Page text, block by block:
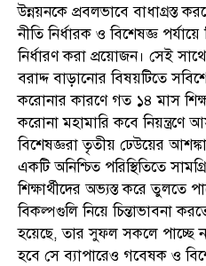
উন্নয়নকে প্রবলভাবে বাধাগ্রস্ত
নীতি নির্ধারক ও বিশেষজ্ঞ
নির্ধারণ করা প্রয়োজন। সেই
বরাদ্দ বাড়ানোর বিষয়টিতে
করোনার কারণে গত ১৪ মাস
করোনা মহামারি কবে
বিশেষজ্ঞরা তৃতীয় ঢেউয়ের
একটি অনিশ্চিত পরিস্থিতিতে
শিক্ষার্থীদের অভ্যস্ত করে তুলতে
বিকল্পগুলি নিয়ে চিন্তাভাবনা
হয়েছে, তার সুফল সকলে পাচ্ছে
হবে সে ব্যাপারেও গবেষক ও